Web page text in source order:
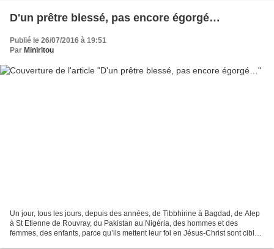
D'un prêtre blessé, pas encore égorgé…
Publié le 26/07/2016 à 19:51
Par Miniritou
Un jour, tous les jours, depuis des années, de Tibbhirine à Bagdad, de Alep
à St Etienne de Rouvray, du Pakistan au Nigéria, des hommes et des
femmes, des enfants, parce qu’ils mettent leur foi en Jésus-Christ sont ciblés,